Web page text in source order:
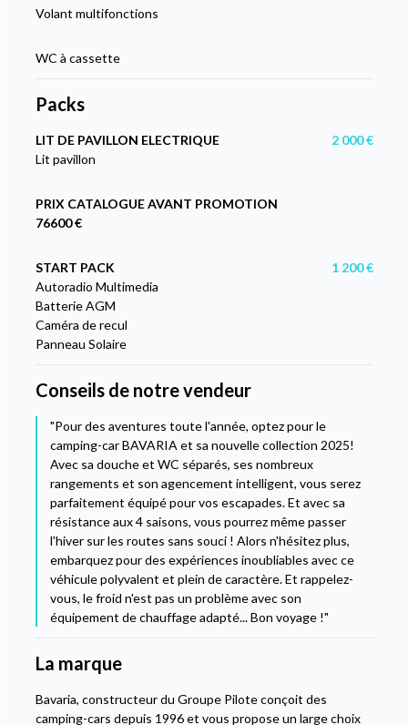
Volant multifonctions
WC à cassette
Packs
LIT DE PAVILLON ELECTRIQUE
2 000 €
Lit pavillon
PRIX CATALOGUE AVANT PROMOTION
76600 €
START PACK
1 200 €
Autoradio Multimedia
Batterie AGM
Caméra de recul
Panneau Solaire
Conseils de notre vendeur
"Pour des aventures toute l'année, optez pour le
camping-car BAVARIA et sa nouvelle collection 2025!
Avec sa douche et WC séparés, ses nombreux
rangements et son agencement intelligent, vous serez
parfaitement équipé pour vos escapades. Et avec sa
résistance aux 4 saisons, vous pourrez même passer
l'hiver sur les routes sans souci ! Alors n'hésitez plus,
embarquez pour des expériences inoubliables avec ce
véhicule polyvalent et plein de caractère. Et rappelez-
vous, le froid n'est pas un problème avec son
équipement de chauffage adapté... Bon voyage !"
La marque
Bavaria, constructeur du Groupe Pilote conçoit des
camping-cars depuis 1996 et vous propose un large choix